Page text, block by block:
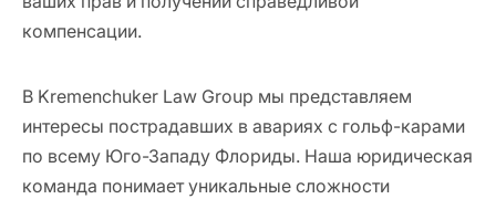
компенсации.
В Kremenchuker Law Group мы представляем
интересы пострадавших в авариях с гольф-карами
по всему Юго-Западу Флориды. Наша юридическая
команда понимает уникальные сложности